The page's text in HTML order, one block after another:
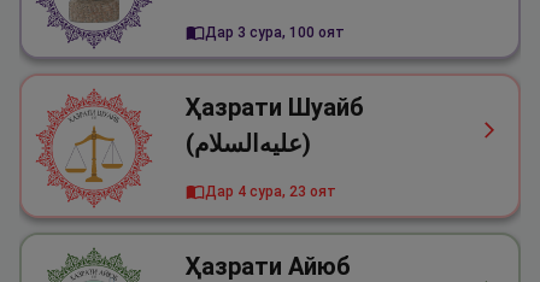
Дар 3 сура, 100 оят
Ҳазрати Шуайб
(علیه‌السلام)
Дар 4 сура, 23 оят
Ҳазрати Айюб